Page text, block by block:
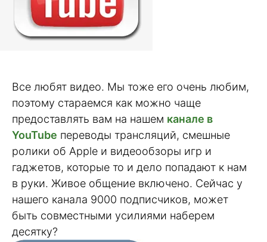
Все любят видео. Мы тоже его очень любим,
поэтому стараемся как можно чаще
предоставлять вам на нашем канале в
YouTube переводы трансляций, смешные
ролики об Apple и видеообзоры игр и
гаджетов, которые то и дело попадают к нам
в руки. Живое общение включено. Сейчас у
нашего канала 9000 подписчиков, может
быть совместными усилиями наберем
десятку?